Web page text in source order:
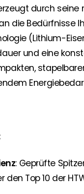
durch seine
die Bedürfnisse
(Lithium-
und eine
: Geprüfte
den Top 10 der